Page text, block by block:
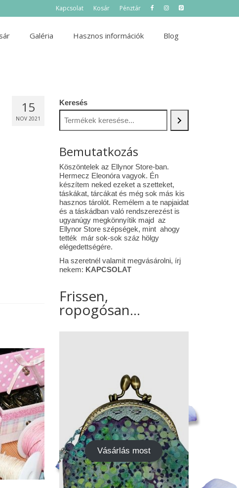
Kapcsolat Kosár Pénztár
Galéria Hasznos információk Blog
15
NOV 2021
Keresés
Bemutatkozás
Köszöntelek az Ellynor Store-ban.
Hermecz Eleonóra vagyok. Én
készítem neked ezeket a szetteket,
táskákat, tárcákat és még sok más kis
hasznos tárolót. Remélem a te napjaidat
és a táskádban való rendszerezést is
ugyanúgy megkönnyítik majd az
Ellynor Store szépségek, mint ahogy
tették már sok-sok száz hölgy
elégedettségére.
Ha szeretnél valamit megvásárolni, írj
nekem: KAPCSOLAT
Frissen,
ropogósan...
Vásárlás most